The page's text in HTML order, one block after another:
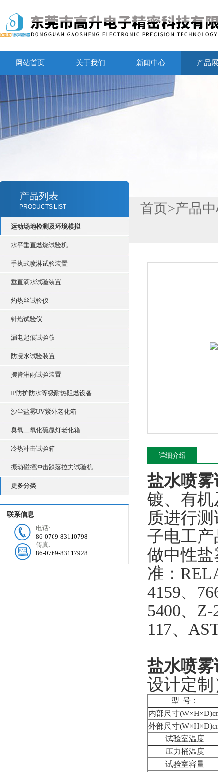
网站首页 关于我们 新闻中心 产品
产品列表
PRODUCTS LIST
运动场地检测及环境模拟
水平垂直燃烧试验机
手执式喷淋试验装置
垂直滴水试验装置
灼热丝试验仪
针焰试验仪
漏电起痕试验仪
防浸水试验装置
摆管淋雨试验装置
IP防护防水等级耐热阻燃设备
沙尘盐雾UV紫外老化箱
臭氧二氧化硫氙灯老化箱
冷热冲击试验箱
振动碰撞冲击跌落拉力试验机
更多分类
联系信息
电话:
86-0769-83110798
传真:
86-0769-83117928
首页>产品
详细介绍
盐水喷雾
镀、有
质进行
子电工
做中性
准：
4159、
5400、
117、
盐水喷雾
设计定制
型 号：
内部尺寸
外部尺寸
试验室温度
压力桶温度
试验室容量